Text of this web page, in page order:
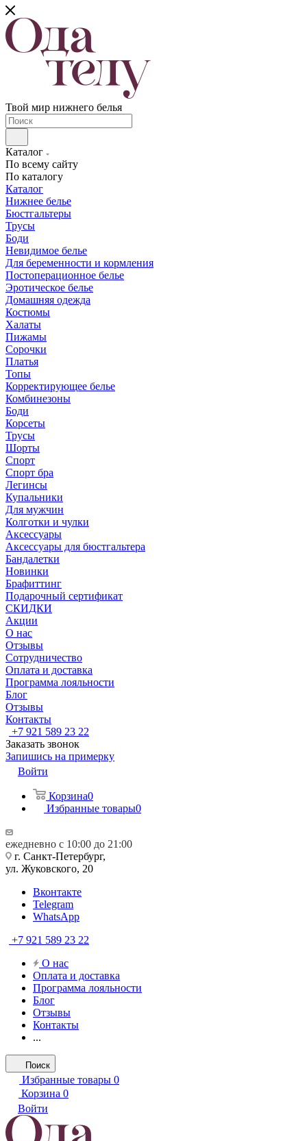
Твой мир нижнего белья
Каталог
По всему сайту
По каталогу
Каталог
Нижнее белье
Бюстгальтеры
Трусы
Боди
Невидимое белье
Для беременности и кормления
Постоперационное белье
Эротическое белье
Домашняя одежда
Костюмы
Халаты
Пижамы
Сорочки
Платья
Топы
Корректирующее белье
Комбинезоны
Боди
Корсеты
Трусы
Шорты
Спорт
Спорт бра
Легинсы
Купальники
Для мужчин
Колготки и чулки
Аксессуары
Аксессуары для бюстгальтера
Бандалетки
Новинки
Брафиттинг
Подарочный сертификат
СКИДКИ
Акции
О нас
Отзывы
Сотрудничество
Оплата и доставка
Программа лояльности
Блог
Отзывы
Контакты
+7 921 589 23 22
Заказать звонок
Запишись на примерку
Войти
Корзина0
Избранные товары0
ежедневно с 10:00 до 21:00
г. Санкт-Петербург,
ул. Жуковского, 20
Вконтакте
Telegram
WhatsApp
+7 921 589 23 22
О нас
Оплата и доставка
Программа лояльности
Блог
Отзывы
Контакты
...
Поиск
Избранные товары 0
Корзина 0
Войти